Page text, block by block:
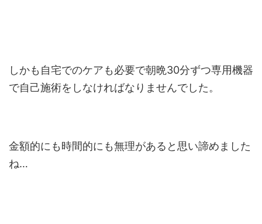
しかも自宅でのケアも必要で朝晩30分ずつ専用機器
で自己施術をしなければなりませんでした。
金額的にも時間的にも無理があると思い諦めました
ね…